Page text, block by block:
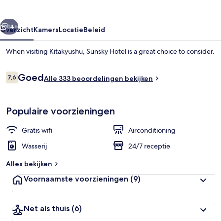
Details aan de buitenkant
Volgende
14+
OverzichtKamersLocatieBeleid
When visiting Kitakyushu, Sunsky Hotel is a great choice to consider.
Beoordelingen
7,67,6 op 10 –
GoedAlle 333 beoordelingen bekijken
Populaire voorzieningen
Gratis wifi
Airconditioning
Wasserij
24/7 receptie
Alles bekijken
Voornaamste voorzieningen (9)
Net als thuis (6)